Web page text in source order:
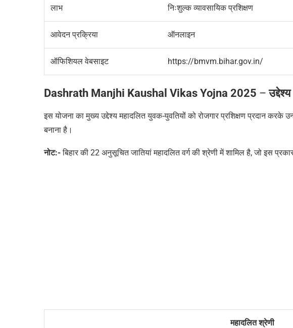
लाभ निःशुल्क व्यावसायिक प्रशिक्षण
आवेदन प्रक्रिया ऑनलाइन
ऑफिशियल वेबसाइट https://bmvm.bihar.gov.in/
Dashrath Manjhi Kaushal Vikas Yojna 2025 –उद्देश्य
इस योजना का मुख्य उद्देश्य महादलित युवक-युवतियों को रोजगार प्रशिक्षण प्रदान करके
बनाना है।
नोट:-बिहार की 22 अनुसूचित जातियां महादलित वर्ग की श्रेणी में शामिल है,जो इस
महादलित श्रेणी